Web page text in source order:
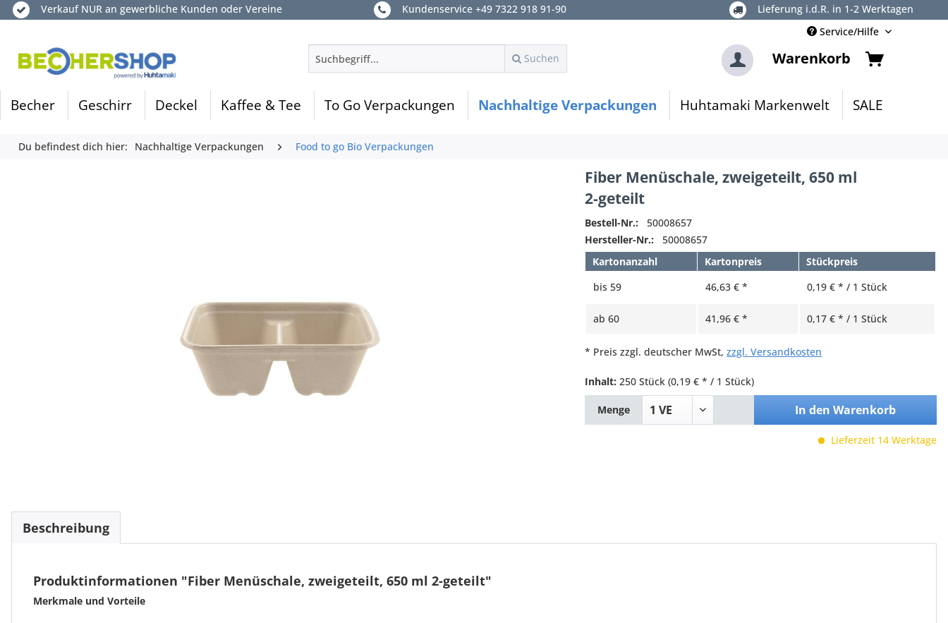
Verkauf NUR an gewerbliche Kunden oder Vereine Kundenservice +49 7322 918 91-90
Lieferung i.d.R. in 1-2 Werktagen
Service/Hilfe
Suchen
Warenkorb
Becher Geschirr Deckel Kaffee & Tee To Go Verpackungen Nachhaltige Verpackungen Huhtamaki Markenwelt SALE
Du befindest dich hier: Nachhaltige Verpackungen Food to go Bio Verpackungen
Fiber Menüschale, zweigeteilt, 650 ml
2-geteilt
Bestell-Nr.:
50008657
Hersteller-Nr.:
50008657
Kartonanzahl
Kartonpreis
Stückpreis
bis59 46,63 € * 0,19 € * / 1 Stück
ab60 41,96 € * 0,17 € * / 1 Stück
* Preis zzgl. deutscher MwSt,zzgl. Versandkosten
Inhalt: 250 Stück(0,19 € * / 1 Stück)
Menge In den Warenkorb
Lieferzeit 14 Werktage
Beschreibung
Produktinformationen "Fiber Menüschale, zweigeteilt, 650 ml 2-geteilt"
Merkmale und Vorteile